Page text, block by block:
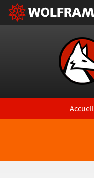
Accueil